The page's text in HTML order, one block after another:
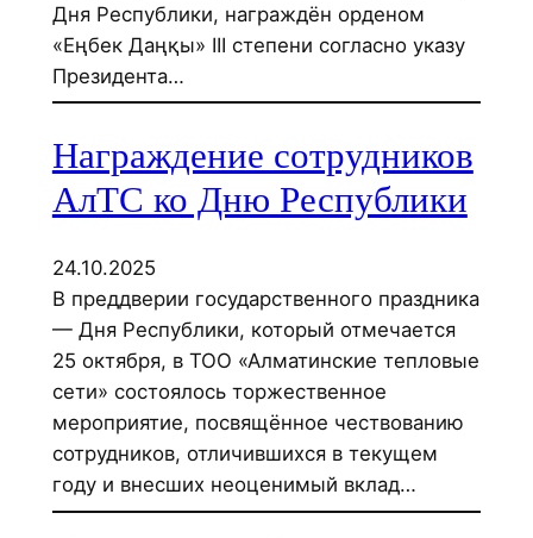
Дня Республики, награждён орденом
«Еңбек Даңқы» III степени согласно указу
Президента…
Награждение сотрудников
АлТС ко Дню Республики
24.10.2025
В преддверии государственного праздника
— Дня Республики, который отмечается
25 октября, в ТОО «Алматинские тепловые
сети» состоялось торжественное
мероприятие, посвящённое чествованию
сотрудников, отличившихся в текущем
году и внесших неоценимый вклад…